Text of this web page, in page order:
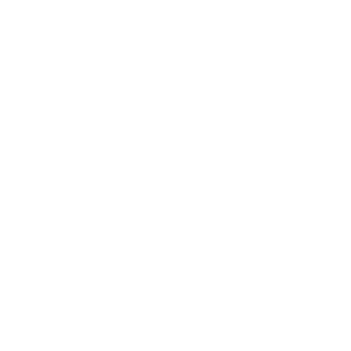
Transport gratuit la hotel disponibil (masini club)